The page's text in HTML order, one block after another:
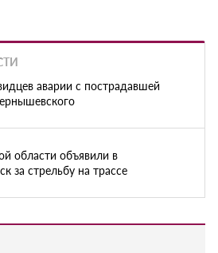
аварии с пострадавшей
области объявили в
за стрельбу на трассе